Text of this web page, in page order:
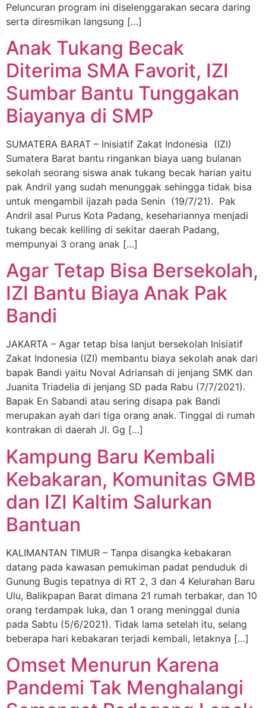
Peluncuran program ini diselenggarakan secara daring
serta diresmikan langsung […]
Anak Tukang Becak
Diterima SMA Favorit, IZI
Sumbar Bantu Tunggakan
Biayanya di SMP
SUMATERA BARAT – Inisiatif Zakat Indonesia (IZI)
Sumatera Barat bantu ringankan biaya uang bulanan
sekolah seorang siswa anak tukang becak harian yaitu
pak Andril yang sudah menunggak sehingga tidak bisa
untuk mengambil ijazah pada Senin (19/7/21). Pak
Andril asal Purus Kota Padang, kesehariannya menjadi
tukang becak keliling di sekitar daerah Padang,
mempunyai 3 orang anak […]
Agar Tetap Bisa Bersekolah,
IZI Bantu Biaya Anak Pak
Bandi
JAKARTA – Agar tetap bisa lanjut bersekolah Inisiatif
Zakat Indonesia (IZI) membantu biaya sekolah anak dari
bapak Bandi yaitu Noval Adriansah di jenjang SMK dan
Juanita Triadelia di jenjang SD pada Rabu (7/7/2021).
Bapak En Sabandi atau sering disapa pak Bandi
merupakan ayah dari tiga orang anak. Tinggal di rumah
kontrakan di daerah Jl. Gg […]
Kampung Baru Kembali
Kebakaran, Komunitas GMB
dan IZI Kaltim Salurkan
Bantuan
KALIMANTAN TIMUR – Tanpa disangka kebakaran
datang pada kawasan pemukiman padat penduduk di
Gunung Bugis tepatnya di RT 2, 3 dan 4 Kelurahan Baru
Ulu, Balikpapan Barat dimana 21 rumah terbakar, dan 10
orang terdampak luka, dan 1 orang meninggal dunia
pada Sabtu (5/6/2021). Tidak lama setelah itu, selang
beberapa hari kebakaran terjadi kembali, letaknya […]
Omset Menurun Karena
Pandemi Tak Menghalangi